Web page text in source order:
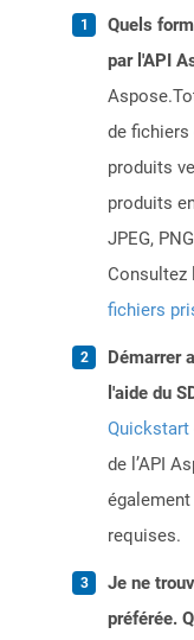
Quels
par l'API
de fichiers
produits
produits
JPEG,
Consultez
fichiers
Démarrer
l'aide du
Quickstart
de l’API
requises.
Je ne
préférée.